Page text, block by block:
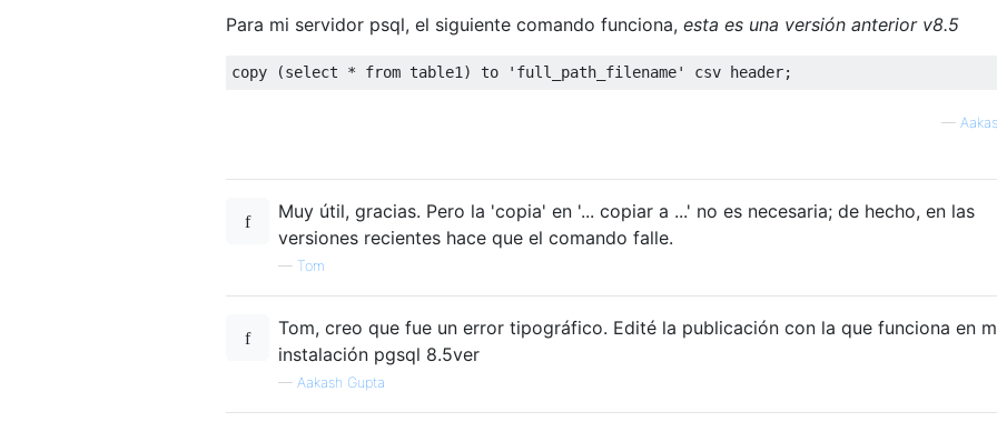
Para mi servidor psql, el siguiente comando funciona, esta es una versión anterior v8.5
copy (select * from table1 ) to 'full_path_filename' csv header;
—
Muy útil, gracias. Pero la 'copia' en '... copiar a ...' no es necesaria; de hecho, en las
versiones recientes hace que el comando falle.
— Tom
Tom, creo que fue un error tipográfico. Edité la publicación con la que funciona en
instalación pgsql 8.5ver
— Aakash Gupta